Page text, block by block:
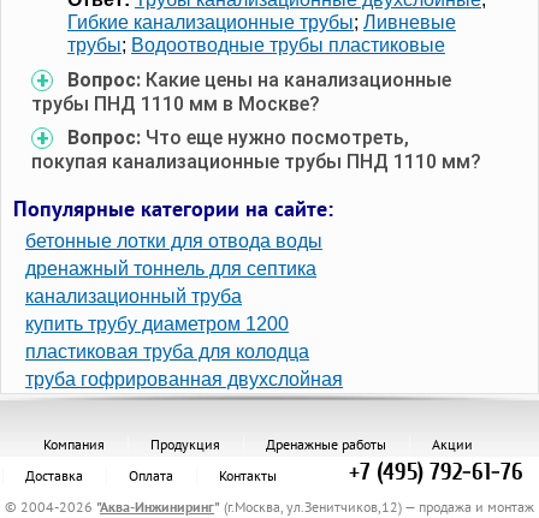
Гибкие канализационные трубы; Ливневые
трубы; Водоотводные трубы пластиковые
Вопрос: Какие цены на канализационные
трубы ПНД 1110 мм в Москве?
Вопрос: Что еще нужно посмотреть,
покупая канализационные трубы ПНД 1110 мм?
Популярные категории на сайте:
бетонные лотки для отвода воды
дренажный тоннель для септика
канализационный труба
купить трубу диаметром 1200
пластиковая труба для колодца
труба гофрированная двухслойная
Компания Продукция Дренажные работы
Акции
Доставка
Оплата Контакты +7 (495) 792-61-76
© 2004-2026 "Аква-Инжиниринг" (г.Москва, ул.Зенитчиков,12) — продажа и монтаж